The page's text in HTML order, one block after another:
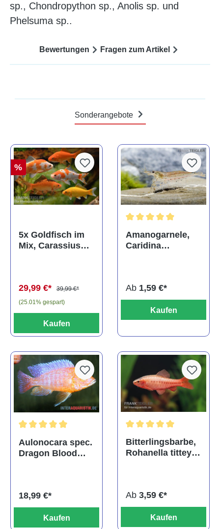
sp., Chondropython sp., Anolis sp. und
Phelsuma sp..
Bewertungen Fragen zum Artikel
Sonderangebote
%
5x Goldfisch im
Mix, Carassius
29,99 €*
39,99 €*
(25.01% gespart)
Kaufen
Amanogarnele,
Caridina
Ab 1,59 €*
Kaufen
Durchschnittliche Bewertung von 5 von 5 Sternen
Aulonocara spec.
Dragon Blood
18,99 €*
Kaufen
Bitterlingsbarbe,
Rohanella titteya,
Ab 3,59 €*
Kaufen